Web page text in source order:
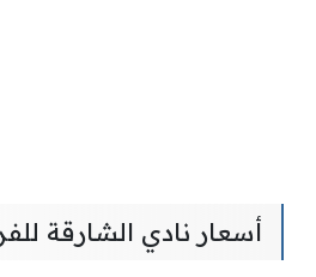
أسعار نادي الشارقة